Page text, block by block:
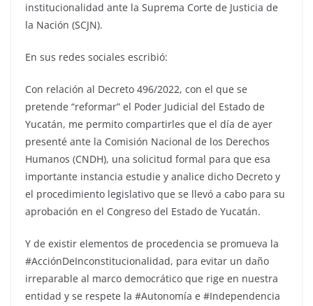
institucionalidad ante la Suprema Corte de Justicia de
la Nación (SCJN).
En sus redes sociales escribió:
Con relación al Decreto 496/2022, con el que se
pretende “reformar” el Poder Judicial del Estado de
Yucatán, me permito compartirles que el día de ayer
presenté ante la Comisión Nacional de los Derechos
Humanos (CNDH), una solicitud formal para que esa
importante instancia estudie y analice dicho Decreto y
el procedimiento legislativo que se llevó a cabo para su
aprobación en el Congreso del Estado de Yucatán.
Y de existir elementos de procedencia se promueva la
#AcciónDeInconstitucionalidad, para evitar un daño
irreparable al marco democrático que rige en nuestra
entidad y se respete la #Autonomía e #Independencia